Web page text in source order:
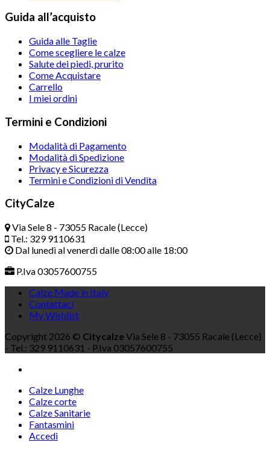
Guida all’acquisto
Guida alle Taglie
Come scegliere le calze
Salute dei piedi, prurito
Come Acquistare
Carrello
I miei ordini
Termini e Condizioni
Modalità di Pagamento
Modalità di Spedizione
Privacy e Sicurezza
Termini e Condizioni di Vendita
CityCalze
Via Sele 8 - 73055 Racale (Lecce)
Tel.: 329 9110631
Dal lunedì al venerdì dalle 08:00 alle 18:00
P.Iva 03057600755
Calze Made in Italy
Contattaci
My Wishlist
Copyright 2026 © CitycalzeVia Sele 8 - 73055 Racale (Lecce)
- Tel.: 329 9110631 - P.Iva 03057600755
Calze Lunghe
Calze corte
Calze Sanitarie
Fantasmini
Accedi